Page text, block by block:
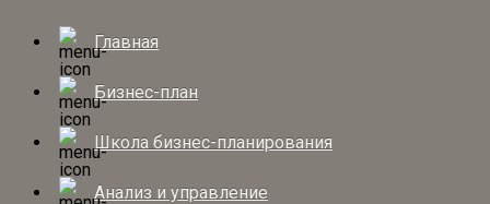
Главная
Бизнес-план
Школа бизнес-планирования
Анализ и управление